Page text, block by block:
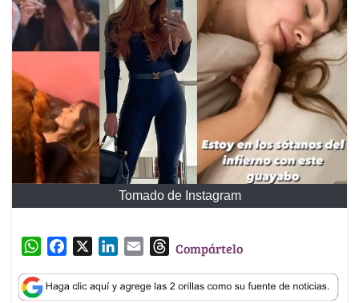
Tomado de Instagram
W
a
c
n
a
T
r
Compártelo